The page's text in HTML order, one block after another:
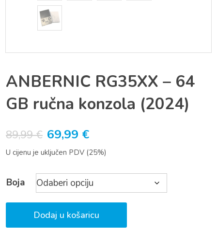
ANBERNIC RG35XX – 64
GB ručna konzola (2024)
89,99€ Izvorna
cijena
je:
89,99 €.
69,99 €
cijena
69,99 €.
U cijenu je uključen PDV (25%)
Boja
Dodaj u košaricu